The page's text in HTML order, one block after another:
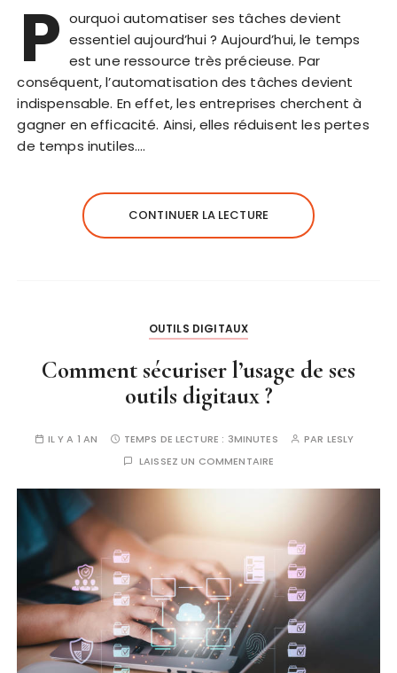
P ourquoi automatiser ses tâches devient
essentiel aujourd’hui ? Aujourd’hui, le temps
est une ressource très précieuse. Par
conséquent, l’automatisation des tâches devient
indispensable. En effet, les entreprises cherchent à
gagner en efficacité. Ainsi, elles réduisent les pertes
de temps inutiles….
CONTINUER LA LECTURE
OUTILS DIGITAUX
Comment sécuriser l’usage de ses
outils digitaux ?
IL Y A 1 AN TEMPS DE LECTURE : 3MINUTES PAR LESLY
LAISSEZ UN COMMENTAIRE